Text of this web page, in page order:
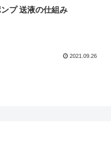
プ 送液の仕組み
2021.09.26